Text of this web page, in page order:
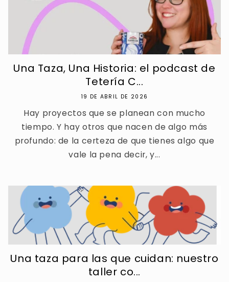
Una Taza, Una Historia: el podcast de
Tetería C...
19 DE ABRIL DE 2026
Hay proyectos que se planean con mucho
tiempo. Y hay otros que nacen de algo más
profundo: de la certeza de que tienes algo que
vale la pena decir, y...
Una taza para las que cuidan: nuestro
taller co...